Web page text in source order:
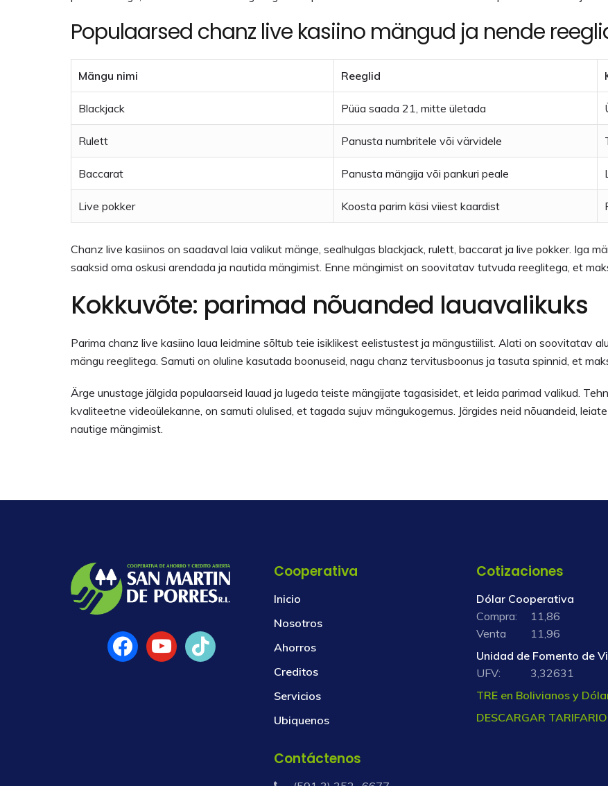
Populaarsed chanz live kasiino mängud ja nende
Mängu nimi Reeglid
Blackjack Püüa saada 21, mitte ületada
Rulett Panusta numbritele või värvidele
Baccarat Panusta mängija või pankuri peale
Live pokker Koosta parim käsi viiest kaardist
Chanz live kasiinos on saadaval laia valikut mänge, sealhulgas blackjack, rulett, baccarat ja live pokker. Iga
saaksid oma oskusi arendada ja nautida mängimist. Enne mängimist on soovitatav tutvuda reeglitega, et
Kokkuvõte: parimad nõuanded lauavalikuks
Parima chanz live kasiino laua leidmine sõltub teie isiklikest eelistustest ja mängustiilist. Alati on soovitatav
mängu reeglitega. Samuti on oluline kasutada boonuseid, nagu chanz tervitusboonus ja tasuta spinnid, et
Ärge unustage jälgida populaarseid lauad ja lugeda teiste mängijate tagasisidet, et leida parimad valikud.
kvaliteetne videoülekanne, on samuti olulised, et tagada sujuv mängukogemus. Järgides neid nõuandeid,
nautige mängimist.
Cooperativa
Inicio
Nosotros
Ahorros
Creditos
Servicios
Ubiquenos
Contáctenos
Cotizaciones
Dólar Cooperativa
Compra:
11,86
Venta
11,96
Unidad de Fomento de
UFV:
3,32631
TRE en Bolivianos y
DESCARGAR TARIFARIO